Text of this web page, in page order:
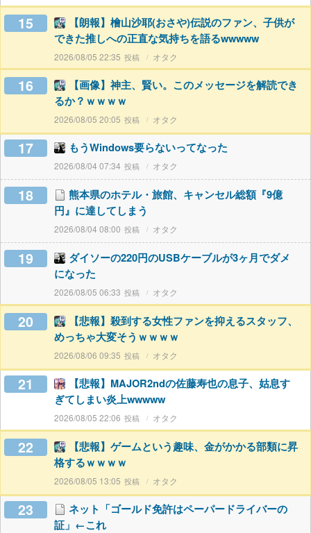
15
【朗報】檜山沙耶(おさや)伝説のファン、子供が
できた推しへの正直な気持ちを語るwwwww
2026/08/05 22:35 オタク
16
【画像】神主、賢い。このメッセージを解読でき
るか？ｗｗｗｗ
2026/08/05 20:05 オタク
17 もうWindows要らないってなった
2026/08/04 07:34 オタク
18
熊本県のホテル・旅館、キャンセル総額『9億
円』に達してしまう
2026/08/04 08:00 オタク
19
ダイソーの220円のUSBケーブルが3ヶ月でダメ
になった
2026/08/05 06:33 オタク
20
【悲報】殺到する女性ファンを抑えるスタッフ、
めっちゃ大変そうｗｗｗｗ
2026/08/06 09:35 オタク
21
【悲報】MAJOR2ndの佐藤寿也の息子、姑息す
ぎてしまい炎上wwwww
2026/08/05 22:06 オタク
22
【悲報】ゲームという趣味、金がかかる部類に昇
格するｗｗｗｗ
2026/08/05 13:05 オタク
23
ネット「ゴールド免許はペーパードライバーの
証」←これ